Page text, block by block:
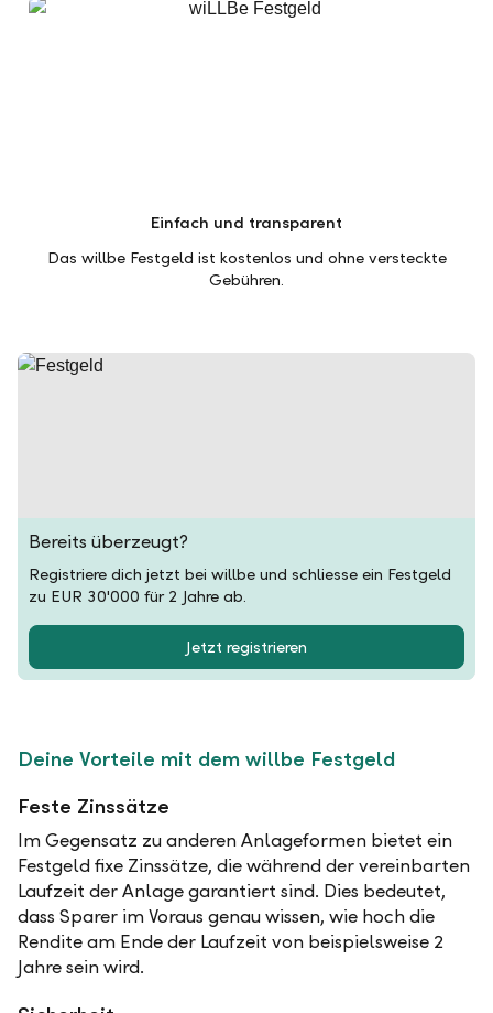
Einfach und transparent
Das willbe Festgeld ist kostenlos und ohne versteckte
Gebühren.
Bereits überzeugt?
Registriere dich jetzt bei willbe und schliesse ein Festgeld
zu EUR 30'000 für 2 Jahre ab.
Jetzt registrieren
Deine Vorteile mit dem willbe Festgeld
Feste Zinssätze
Im Gegensatz zu anderen Anlageformen bietet ein
Festgeld fixe Zinssätze, die während der vereinbarten
Laufzeit der Anlage garantiert sind. Dies bedeutet,
dass Sparer im Voraus genau wissen, wie hoch die
Rendite am Ende der Laufzeit von beispielsweise 2
Jahre sein wird.